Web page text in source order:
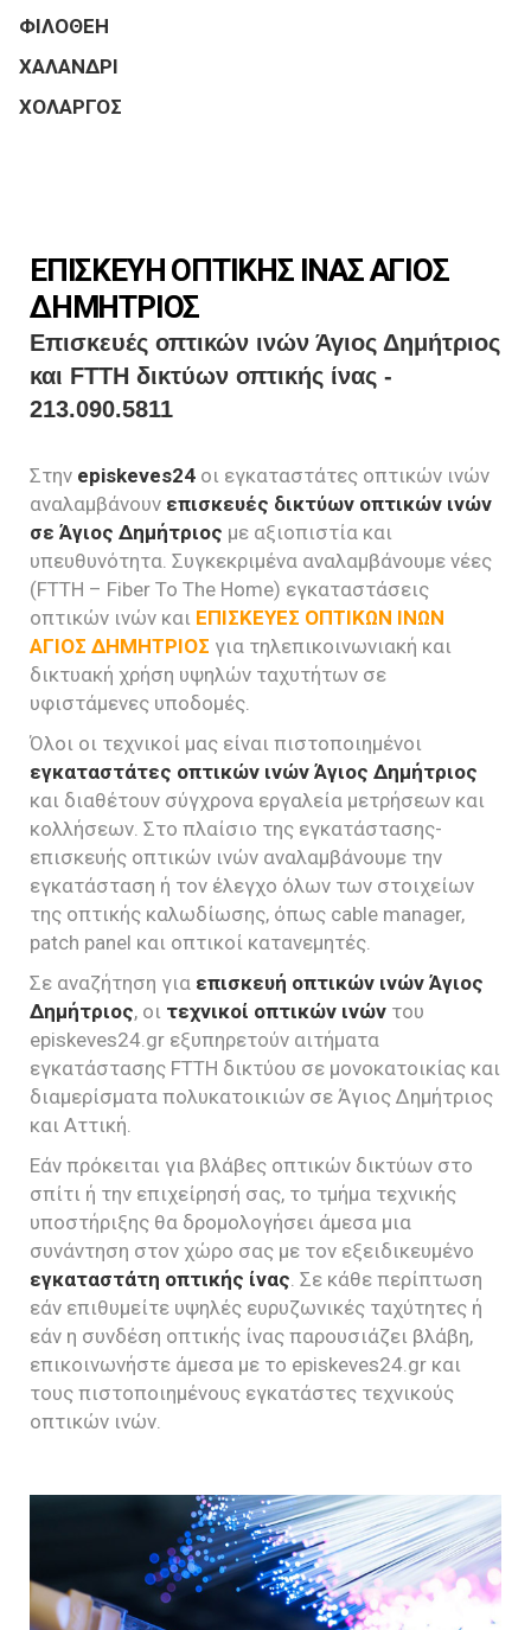
ΦΙΛΟΘΕΗ
ΧΑΛΑΝΔΡΙ
ΧΟΛΑΡΓΟΣ
ΕΠΙΣΚΕΥΗ ΟΠΤΙΚΗΣ ΙΝΑΣ ΑΓΙΟΣ
ΔΗΜΗΤΡΙΟΣ
Επισκευές οπτικών ινών Άγιος Δημήτριος
και FTTH δικτύων οπτικής ίνας -
213.090.5811
Στην episkeves24 οι εγκαταστάτες οπτικών ινών
αναλαμβάνουν επισκευές δικτύων οπτικών ινών
σε Άγιος Δημήτριος με αξιοπιστία και
υπευθυνότητα. Συγκεκριμένα αναλαμβάνουμε νέες
(FTTH – Fiber To The Home) εγκαταστάσεις
οπτικών ινών και ΕΠΙΣΚΕΥΕΣ ΟΠΤΙΚΩΝ ΙΝΩΝ
ΑΓΙΟΣ ΔΗΜΗΤΡΙΟΣ για τηλεπικοινωνιακή και
δικτυακή χρήση υψηλών ταχυτήτων σε
υφιστάμενες υποδομές.
Όλοι οι τεχνικοί μας είναι πιστοποιημένοι
εγκαταστάτες οπτικών ινών Άγιος Δημήτριος
και διαθέτουν σύγχρονα εργαλεία μετρήσεων και
κολλήσεων. Στο πλαίσιο της εγκατάστασης-
επισκευής οπτικών ινών αναλαμβάνουμε την
εγκατάσταση ή τον έλεγχο όλων των στοιχείων
της οπτικής καλωδίωσης, όπως cable manager,
patch panel και οπτικοί κατανεμητές.
Σε αναζήτηση για επισκευή οπτικών ινών Άγιος
Δημήτριος, οι τεχνικοί οπτικών ινών του
episkeves24.gr εξυπηρετούν αιτήματα
εγκατάστασης FTTH δικτύου σε μονοκατοικίας και
διαμερίσματα πολυκατοικιών σε Άγιος Δημήτριος
και Αττική.
Εάν πρόκειται για βλάβες οπτικών δικτύων στο
σπίτι ή την επιχείρησή σας, το τμήμα τεχνικής
υποστήριξης θα δρομολογήσει άμεσα μια
συνάντηση στον χώρο σας με τον εξειδικευμένο
εγκαταστάτη οπτικής ίνας . Σε κάθε περίπτωση
εάν επιθυμείτε υψηλές ευρυζωνικές ταχύτητες ή
εάν η συνδέση οπτικής ίνας παρουσιάζει βλάβη,
επικοινωνήστε άμεσα με το episkeves24.gr και
τους πιστοποιημένους εγκατάστες τεχνικούς
οπτικών ινών.